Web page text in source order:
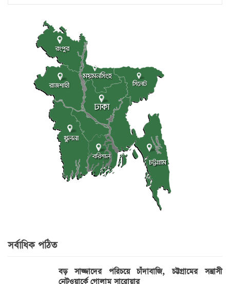
সর্বাধিক পঠিত
বড় সাজ্জাদের পরিচয়ে চাঁদাবাজি, চট্টগ্রামের সন্ত্রাসী
নেটওয়ার্কে গোলাম সারোয়ার